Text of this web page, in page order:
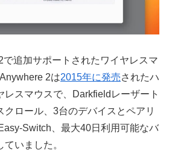
追加サポートされたワイヤレスマ
2は2015年に発売されたハ
レスマウスで、Darkfieldレーザート
クロール、3台のデバイスとペアリ
Switch、最大40日利用可能なバ
いました。